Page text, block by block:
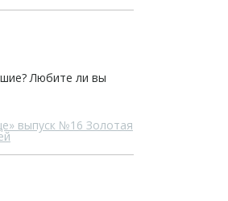
Любите ли вы
выпуск №16 Золотая